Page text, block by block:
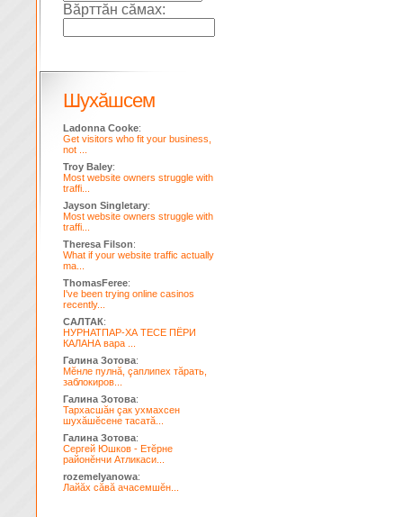
Вăрттăн сăмах:
Шухăшсем
Ladonna Cooke:
Get visitors who fit your business,
not ...
Troy Baley:
Most website owners struggle with
traffi...
Jayson Singletary:
Most website owners struggle with
traffi...
Theresa Filson:
What if your website traffic actually
ma...
ThomasFeree:
I've been trying online casinos
recently...
САЛТАК:
НУРНАТПАР-ХА ТЕСЕ ПЁРИ
КАЛАНА вара ...
Галина Зотова:
Мĕнле пулнă, çаплипех тăрать,
заблокиров...
Галина Зотова:
Тархасшăн çак ухмахсен
шухăшĕсене тасатă...
Галина Зотова:
Сергей Юшков - Етĕрне
районĕнчи Атликаси...
rozemelyanowa:
Лайăх сăвă ачасемшĕн...